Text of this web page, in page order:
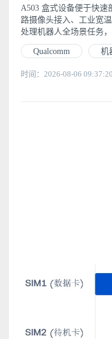
A503 盒式设备便于快速
路摄像头接入、工业宽
处理机器人全场景任务
Qualcomm 机
时间：2026-08-06 09:37:20